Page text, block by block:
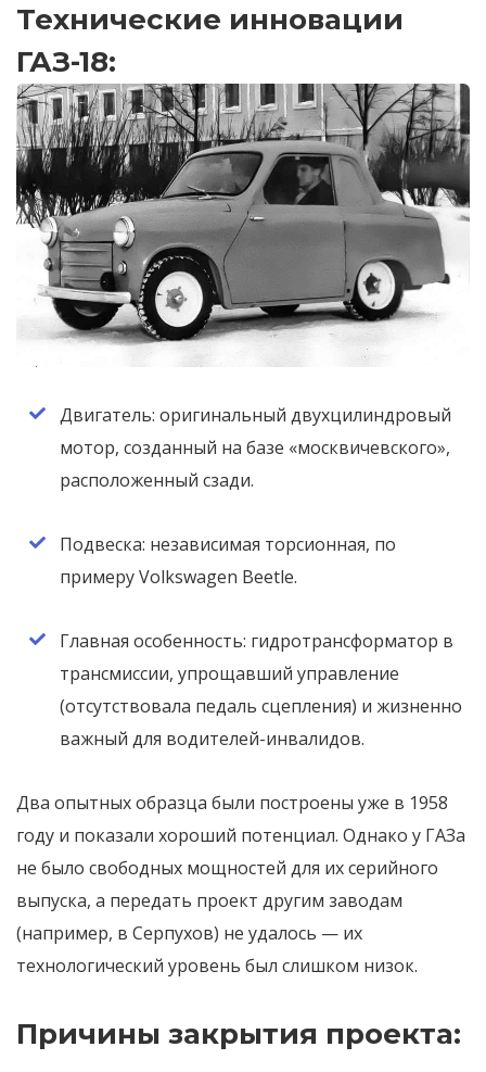
Технические инновации
ГАЗ-18:
Двигатель: оригинальный двухцилиндровый
мотор, созданный на базе «москвичевского»,
расположенный сзади.
Подвеска: независимая торсионная, по
примеру Volkswagen Beetle.
Главная особенность: гидротрансформатор в
трансмиссии, упрощавший управление
(отсутствовала педаль сцепления) и жизненно
важный для водителей-инвалидов.
Два опытных образца были построены уже в 1958
году и показали хороший потенциал. Однако у ГАЗа
не было свободных мощностей для их серийного
выпуска, а передать проект другим заводам
(например, в Серпухов) не удалось — их
технологический уровень был слишком низок.
Причины закрытия проекта: